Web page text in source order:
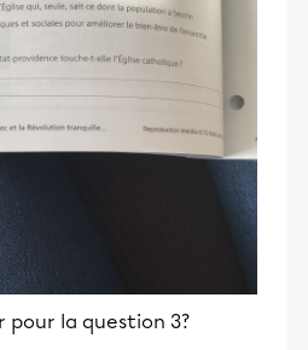
pour la question 3?